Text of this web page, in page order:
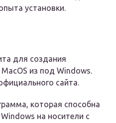
установки.
для создания
из под Windows.
сайта.
которая способна
на носители с